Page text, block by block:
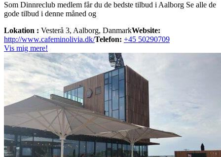
Som Dinnreclub medlem får du de bedste tilbud i Aalborg Se alle de
gode tilbud i denne måned og
Lokation : Vesterå 3, Aalborg, DanmarkWebsite:
http://www.cafeminolivia.dk/Telefon: +45 50290709
Vis mig mere!